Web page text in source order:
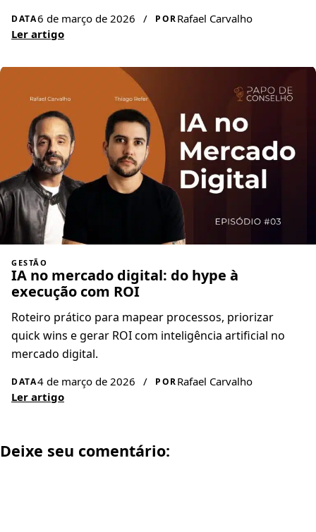
DATA6 de março de 2026 / PORRafael Carvalho
Ler artigo
GESTÃO
IA no mercado digital: do hype à
execução com ROI
Roteiro prático para mapear processos, priorizar
quick wins e gerar ROI com inteligência artificial no
mercado digital.
DATA4 de março de 2026 / PORRafael Carvalho
Ler artigo
Deixe seu comentário: